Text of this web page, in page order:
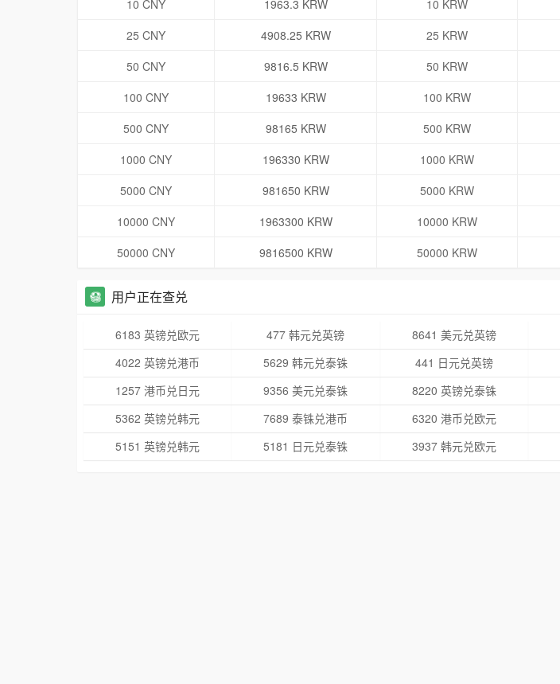
10 CNY
1963.3 KRW 10 KRW
25 CNY
4908.25 KRW 25 KRW
50 CNY
9816.5 KRW 50 KRW
100 CNY
19633 KRW 100 KRW
500 CNY
98165 KRW 500 KRW
1000 CNY
196330 KRW 1000 KRW
5000 CNY
981650 KRW 5000 KRW
10000 CNY
1963300 KRW 10000 KRW
50000 CNY
9816500 KRW 50000 KRW
用户正在查兑
6183 英镑兑欧元 477 韩元兑英镑 8641 美元兑英镑
4022 英镑兑港币
5629 韩元兑泰铢 441 日元兑英镑
1257 港币兑日元
9356 美元兑泰铢 8220 英镑兑泰铢
5362 英镑兑韩元
7689 泰铢兑港币 6320 港币兑欧元
5151 英镑兑韩元
5181 日元兑泰铢 3937 韩元兑欧元